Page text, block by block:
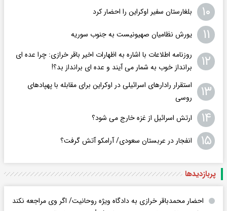
۱۰ بلغارستان سفیر اوکراین را احضار کرد
۱۱ یورش نظامیان صهیونیست به جنوب سوریه
۱۲
روزنامه اطلاعات با اشاره به اظهارات اخیر باقر خرازی: چرا عده ای
برانداز خوب به شمار می آیند و عده ای برانداز بد؟!
۱۳
استقرار رادارهای اسرائیلی در اوکراین برای مقابله با پهپادهای
روسی
۱۴ ارتش اسرائیل از غزه خارج می شود؟
۱۵ انفجار در عربستان سعودی/ آرامکو آتش گرفت؟
پربازدید‌ها
احضار محمدباقر خرازی به دادگاه ویژه روحانیت/ اگر وی مراجعه نکند